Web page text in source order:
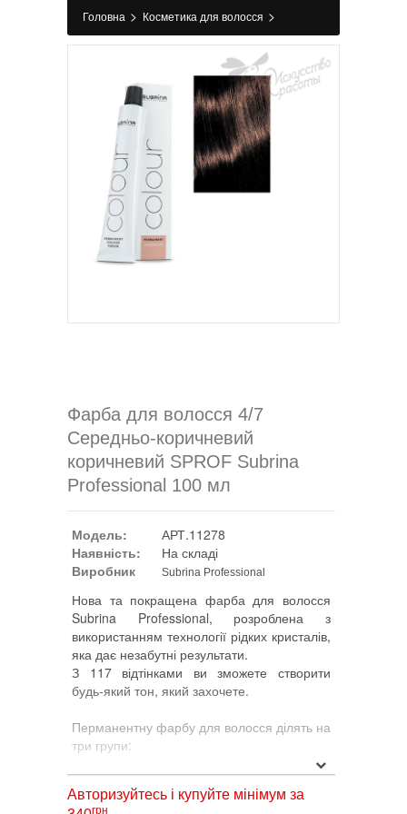
Головна > Косметика для волосся >
Фарбування>Фарба для волосся>Фарба
для волосся 4/7 Середньо-коричневий
коричневий SPROF Subrina Professional 100 мл
Фарба для волосся 4/7
Середньо-коричневий
коричневий SPROF Subrina
Professional 100 мл
Модель:
АРТ.11278
Наявність:
На складі
Виробник
Subrina Professional
Нова та покращена фарба для волосся
Subrina Professional, розроблена з
використанням технології рідких кристалів,
яка дає незабутні результати.
З 117 відтінками ви зможете створити
будь-який тон, який захочете.
Перманентну фарбу для волосся ділять на
три групи:
1. ESSENTIAL включає всі поєднання
натуральних, золотих і коричневих
Авторизуйтесь і купуйте мінімум за
грн